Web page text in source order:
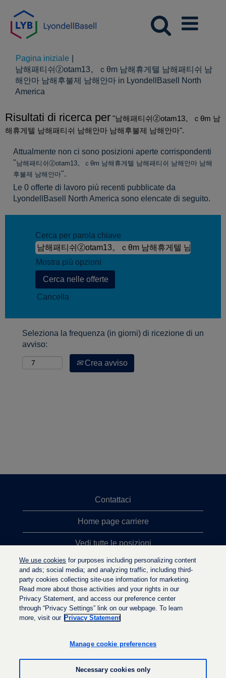
Pagina iniziale
남해패티쉬ⓩotam13。ｃθm 남해휴게텔 남해패티쉬 남
해안마 남해후불제 남해안마 in LyondellBasell North
America
Risultati di ricerca per "남해패티쉬ⓩotam13。ｃθm 남
해휴게텔 남해패티쉬 남해안마 남해후불제 남해안마".
Attualmente non ci sono posizioni aperte corrispondenti
"남해패티쉬ⓩotam13。ｃθm 남해휴게텔 남해패티쉬 남해안마 남해
후불제 남해안마".
Le 0 offerte di lavoro più recenti pubblicate da
LyondellBasell North America sono elencate di seguito.
Cerca per parola chiave
Mostra più opzioni
Cancella
Seleziona la frequenza (in giorni) di ricezione di un
avviso:
Crea avviso
Contattaci
Home page carriere
Vedi tutte le posizioni
Ricerche top
Politica sulla privacy
a
r
e
i
a
e
r
We use cookies for purposes including personalizing content
and ads; social media; and analyzing traffic, including third-
party cookies collecting site-use information for marketing.
Read more about those activities and your rights in our
Privacy Statement, and access our preference center
through “Privacy Settings” link on our webpage. To learn
more, visit our Privacy Statement
Manage cookie preferences
Necessary cookies only